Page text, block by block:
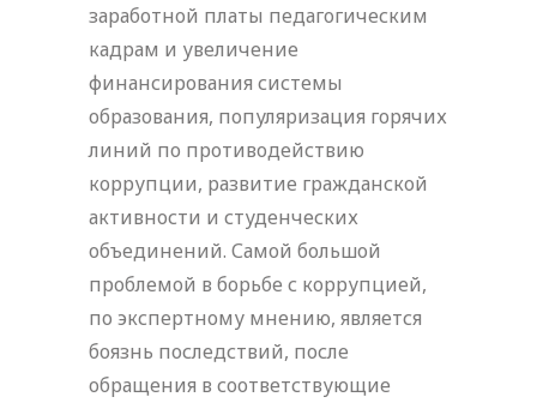
заработной платы педагогическим
кадрам и увеличение
финансирования системы
образования, популяризация горячих
линий по противодействию
коррупции, развитие гражданской
активности и студенческих
объединений. Самой большой
проблемой в борьбе с коррупцией,
по экспертному мнению, является
боязнь последствий, после
обращения в соответствующие